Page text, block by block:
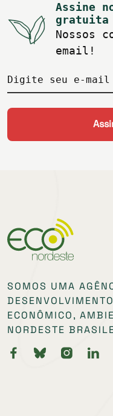
Assine
gratuita
Nossos
email!
Digite seu e-mail
SOMOS UMA
ECONÔMICO,
NORDESTE